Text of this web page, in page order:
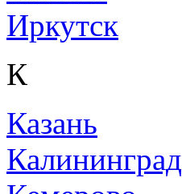
Иркутск
К
Казань
Калининград